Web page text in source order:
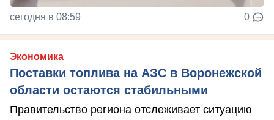
сегодня в 08:59 0
Экономика
Поставки топлива на АЗС в Воронежской
области остаются стабильными
Правительство региона отслеживает ситуацию